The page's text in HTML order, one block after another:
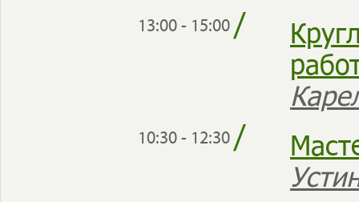
13:00 - 15:00/
10:30 - 12:30/